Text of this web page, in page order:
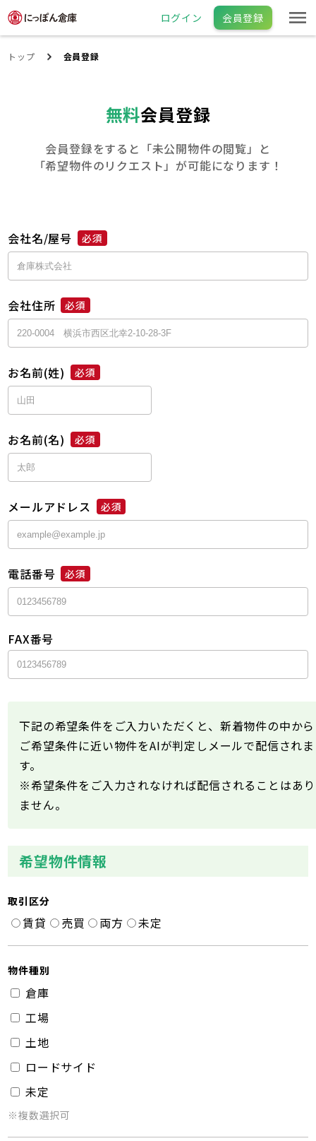
ログイン 会員登録
トップ 会員登録
無料会員登録
会員登録をすると「未公開物件の閲覧」と
「希望物件のリクエスト」が可能になります！
会社名/屋号 必須
会社住所 必須
お名前(姓) 必須
お名前(名) 必須
メールアドレス 必須
電話番号 必須
FAX番号
下記の希望条件をご入力いただくと、新着物件の中から
ご希望条件に近い物件をAIが判定しメールで配信されま
す。
※希望条件をご入力されなければ配信されることはあり
ません。
希望物件情報
取引区分
賃貸 売買 両方 未定
物件種別
倉庫
工場
土地
ロードサイド
未定
※複数選択可